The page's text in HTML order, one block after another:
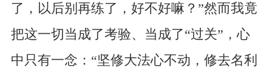
了，以后别再练了，好不好嘛？”然而我竟
把这一切当成了考验、当成了“过关”，心
中只有一念：“坚修大法心不动，修去名利